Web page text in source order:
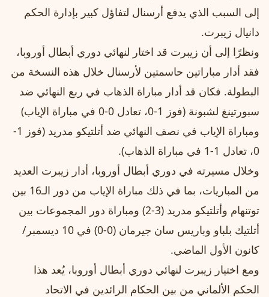
إلى السبب الذي يدفع أرسنال لتفاؤل كبير بإدارة الحكم
دانيال زيبرت.
ونظرًا إلى أن زيبرت قد اختار لنهائي دوري أبطال أوروبا،
فقد أدار مباراتين حاسمتين لأرسنال خلال هذه النسخة من
البطولة. فكان قد أدار مباراة الذهاب في ربع النهائي ضد
سبورتينغ لشبونة (فوز 1-0، تعادل 0-0 في مباراة الإياب)
ومباراة الإياب في نصف النهائي ضد أتلتيكو مدريد (فوز 1-
0، تعادل 1-1 في مباراة الذهاب).
وخلال مسيرته في دوري أبطال أوروبا، أدار زيبرت العديد
من المباريات، بما في ذلك مباراة الإياب من دور الـ16 بين
توتنهام وأتلتيكو مدريد (3-2) ومباراة دور المجموعات بين
أتلتيك بلباو وباريس سان جيرمان (0-0) في 10 ديسمبر/
كانون الأول الماضي.
ومع اختيار زيبرت لنهائي دوري أبطال أوروبا، يُعد هذا
الحكم الألماني من بين الحكام الرائدين في الاتحاد